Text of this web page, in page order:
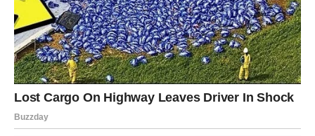
može pomoći da pasulj bude ukusniji, lakši za stomak i brže
gotov.
## Pasulj može biti ukusan i lak za varenje